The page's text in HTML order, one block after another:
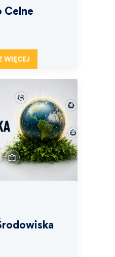
Celne
WIĘCEJ